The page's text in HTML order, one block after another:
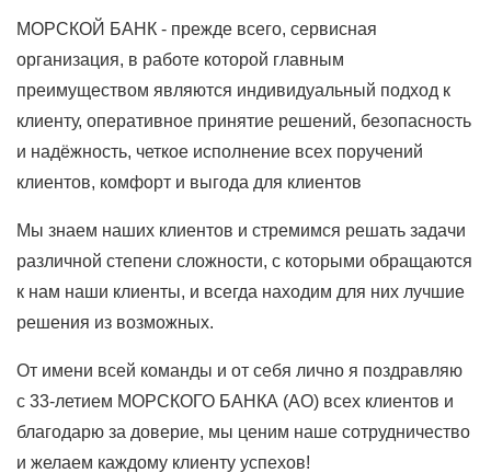
МОРСКОЙ БАНК - прежде всего, сервисная
организация, в работе которой главным
преимуществом являются индивидуальный подход к
клиенту, оперативное принятие решений, безопасность
и надёжность, четкое исполнение всех поручений
клиентов, комфорт и выгода для клиентов
Мы знаем наших клиентов и стремимся решать задачи
различной степени сложности, с которыми обращаются
к нам наши клиенты, и всегда находим для них лучшие
решения из возможных.
От имени всей команды и от себя лично я поздравляю
с 33-летием МОРСКОГО БАНКА (АО) всех клиентов и
благодарю за доверие, мы ценим наше сотрудничество
и желаем каждому клиенту успехов!